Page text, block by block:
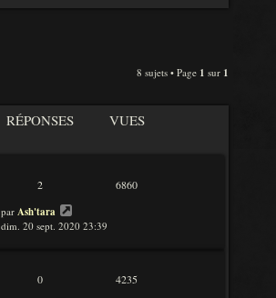
8 sujets • Page 1 sur 1
RÉPONSES
VUES
2 6860
par Ash'tara
dim. 20 sept. 2020 23:39
0 4235